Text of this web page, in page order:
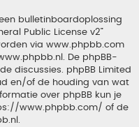
bulletinboardoplossing
Public License v2”
via www.phpbb.com
. De phpBB-
discussies. phpBB Limited
en/of de houding van wat
over phpBB kun je
www.phpbb.com/ of de